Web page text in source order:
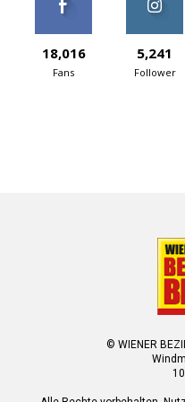
18,016
Fans
5,241
Follower
© WIENER